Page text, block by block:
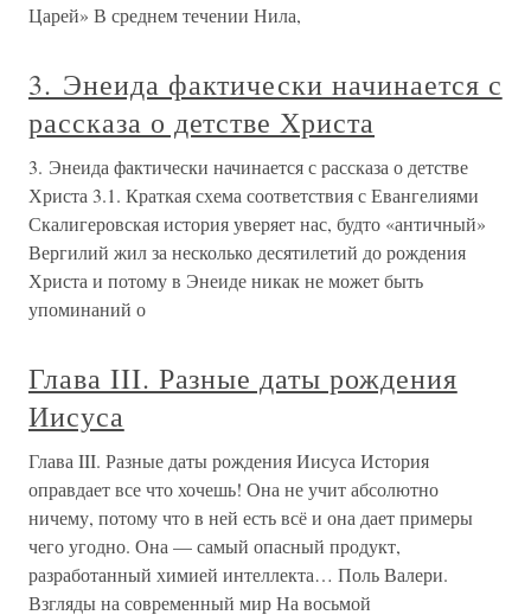
Царей» В среднем течении Нила,
3. Энеида фактически начинается с
рассказа о детстве Христа
3. Энеида фактически начинается с рассказа о детстве
Христа 3.1. Краткая схема соответствия с Евангелиями
Скалигеровская история уверяет нас, будто «античный»
Вергилий жил за несколько десятилетий до рождения
Христа и потому в Энеиде никак не может быть
упоминаний о
Глава III. Разные даты рождения
Иисуса
Глава III. Разные даты рождения Иисуса История
оправдает все что хочешь! Она не учит абсолютно
ничему, потому что в ней есть всё и она дает примеры
чего угодно. Она — самый опасный продукт,
разработанный химией интеллекта… Поль Валери.
Взгляды на современный мир На восьмой